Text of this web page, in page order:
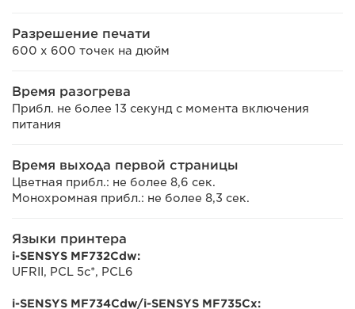
Разрешение печати
600 x 600 точек на дюйм
Время разогрева
Прибл. не более 13 секунд с момента включения
питания
Время выхода первой страницы
Цветная прибл.: не более 8,6 сек.
Монохромная прибл.: не более 8,3 сек.
Языки принтера
i-SENSYS MF732Cdw:
UFRII, PCL 5c*, PCL6
i-SENSYS MF734Cdw/i-SENSYS MF735Cx: